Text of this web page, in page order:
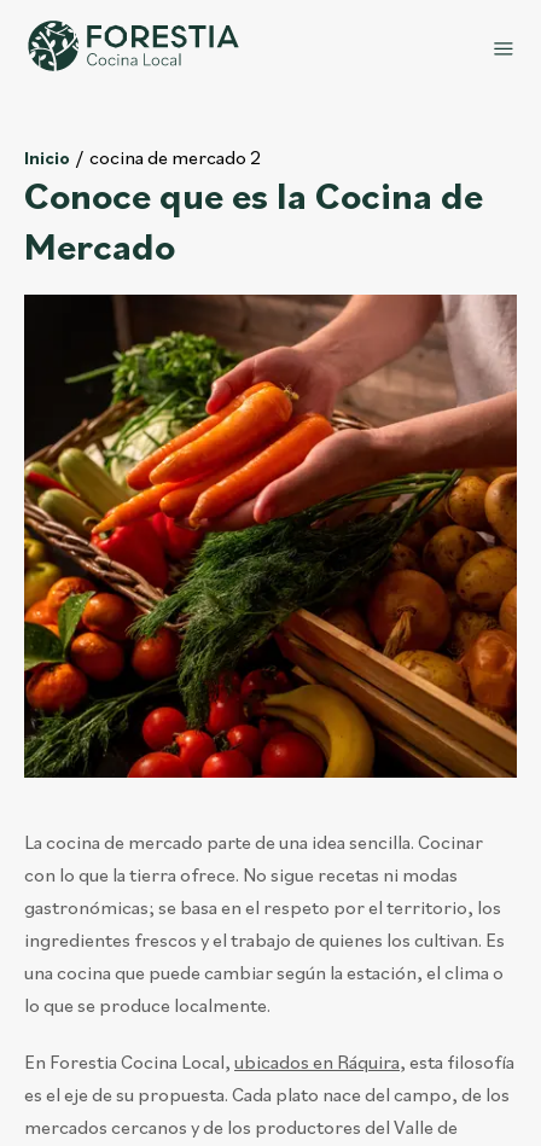
Inicio cocina de mercado 2
Conoce que es la Cocina de
Mercado
La cocina de mercado parte de una idea sencilla. Cocinar
con lo que la tierra ofrece. No sigue recetas ni modas
gastronómicas; se basa en el respeto por el territorio, los
ingredientes frescos y el trabajo de quienes los cultivan. Es
una cocina que puede cambiar según la estación, el clima o
lo que se produce localmente.
En Forestia Cocina Local, ubicados en Ráquira, esta filosofía
es el eje de su propuesta. Cada plato nace del campo, de los
mercados cercanos y de los productores del Valle de